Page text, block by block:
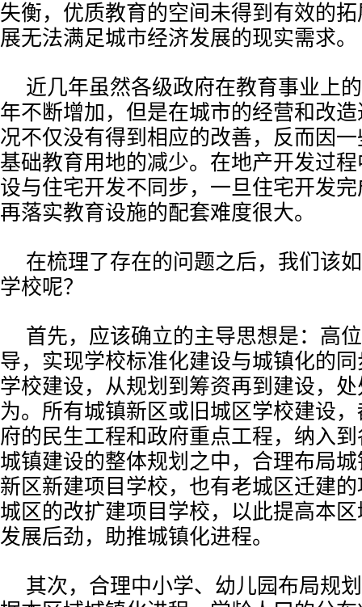
失衡，优质教育的空间未得到有效的
展无法满足城市经济发展的现实需求。
近几年虽然各级政府在教育事业上
年不断增加，但是在城市的经营和改
况不仅没有得到相应的改善，反而因
基础教育用地的减少。在地产开发过
设与住宅开发不同步，一旦住宅开发
再落实教育设施的配套难度很大。
在梳理了存在的问题之后，我们该
学校呢？
首先，应该确立的主导思想是：高
导，实现学校标准化建设与城镇化的
学校建设，从规划到筹资再到建设，
为。所有城镇新区或旧城区学校建设
府的民生工程和政府重点工程，纳入
城镇建设的整体规划之中，合理布局
新区新建项目学校，也有老城区迁建
城区的改扩建项目学校，以此提高本
发展后劲，助推城镇化进程。
其次，合理中小学、幼儿园布局规